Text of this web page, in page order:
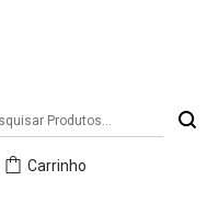
Carrinho